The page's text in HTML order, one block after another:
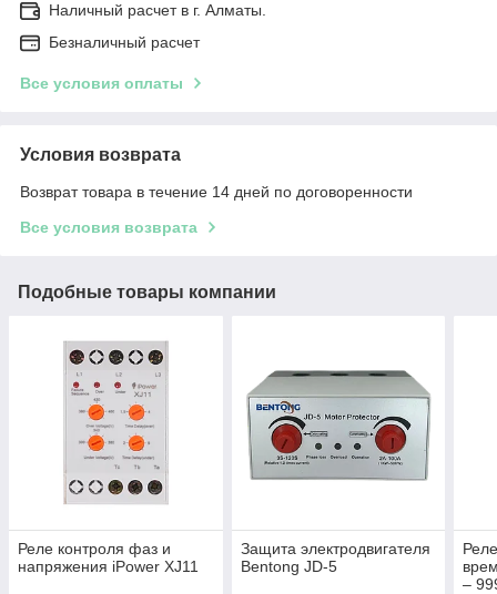
Наличный расчет в г. Алматы.
Безналичный расчет
Все условия оплаты
Условия возврата
Возврат товара в течение 14 дней по договоренности
Все условия возврата
Подобные товары компании
Реле контроля фаз и
напряжения iPower XJ11
Защита электродвигателя
Bentong JD-5
–